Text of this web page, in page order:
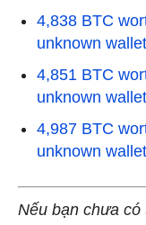
4,838 BTC
unknown
4,851 BTC
unknown
4,987 BTC
unknown
Nếu bạn chưa